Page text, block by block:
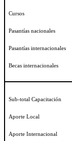
Cursos
Pasantías nacionales
Pasantías internacionales
Becas internacionales
Sub-total Capacitación
Aporte Local
Aporte Internacional